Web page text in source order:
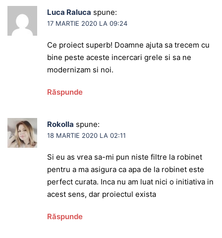
Luca Raluca spune:
17 MARTIE 2020 LA 09:24
Ce proiect superb! Doamne ajuta sa trecem cu
bine peste aceste incercari grele si sa ne
modernizam si noi.
Răspunde
Rokolla spune:
18 MARTIE 2020 LA 02:11
Si eu as vrea sa-mi pun niste filtre la robinet
pentru a ma asigura ca apa de la robinet este
perfect curata. Inca nu am luat nici o initiativa in
acest sens, dar proiectul exista
Răspunde